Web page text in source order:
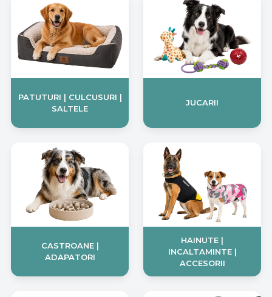
PATUTURI | CULCUSURI |
SALTELE
JUCARII
CASTROANE |
ADAPATORI
HAINUTE |
INCALTAMINTE |
ACCESORII